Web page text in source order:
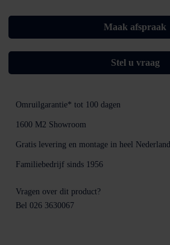
Maak afspraak
Stel u vraag
Omruilgarantie* tot 100 dagen
1600 M2 Showroom
Gratis levering en montage in heel Nederland
Familiebedrijf sinds 1956
Vragen over dit product?
Bel 026 3630067